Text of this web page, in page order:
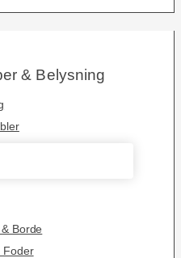
& Belysning
Borde
Foder